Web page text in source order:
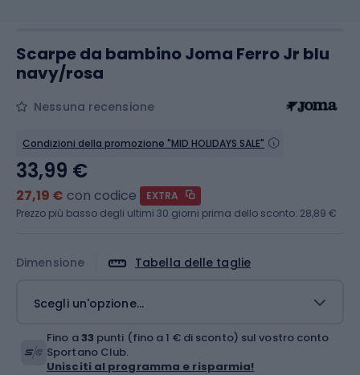
Scarpe da bambino Joma Ferro Jr blu
navy/rosa
Nessuna recensione
Condizioni della promozione "MID HOLIDAYS SALE"
Dimensione Tabella delle taglie
Scegli un'opzione...
33,99 €
27,19 € con codice
EXTRA
Prezzo più basso degli ultimi 30 giorni prima dello sconto: 28,89 €
Fino a33 punti (fino a 1 € di sconto) sul vostro conto
Sportano Club.
Unisciti al programma e risparmia!